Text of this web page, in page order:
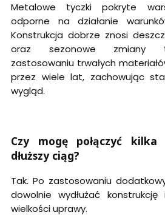
Metalowe tyczki pokryte
odporne na działanie
Konstrukcja dobrze znosi
oraz sezonowe zmiany
zastosowaniu trwałych
przez wiele lat, zachowując
wygląd.
Czy mogę połączyć
dłuższy ciąg?
Tak. Po zastosowaniu
dowolnie wydłużać
wielkości uprawy.